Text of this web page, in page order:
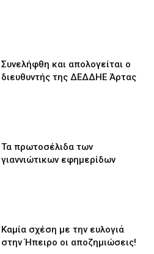
Συνελήφθη και απολογείται ο
διευθυντής της ΔΕΔΔΗΕ Άρτας
Τα πρωτοσέλιδα των
γιαννιώτικων εφημερίδων
Καμία σχέση με την ευλογιά
στην Ήπειρο οι αποζημιώσεις!